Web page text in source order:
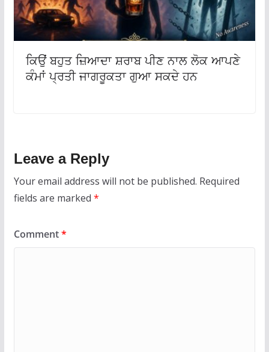
ਕਿਉਂ ਬਹੁਤ ਜ਼ਿਆਦਾ ਸ਼ਰਾਬ ਪੀਣ ਨਾਲ ਲੋਕ ਆਪਣੇ
ਕੰਮਾਂ ਪ੍ਰਤੀ ਜਾਗਰੂਕਤਾ ਗੁਆ ਸਕਦੇ ਹਨ
Leave a Reply
Your email address will not be published. Required
fields are marked *
Comment*